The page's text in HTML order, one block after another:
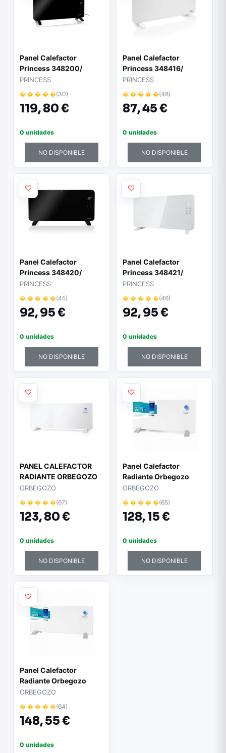
Panel Calefactor
Princess 348200/
2000W
PRINCESS
� � � � �(30)
119,80 €
0 unidades
NO DISPONIBLE
Panel Calefactor
Princess 348416/
1500W
PRINCESS
� � � � �(48)
87,45 €
0 unidades
NO DISPONIBLE
Panel Calefactor
Princess 348420/
2000W
PRINCESS
� � � � �(45)
92,95 €
0 unidades
NO DISPONIBLE
Panel Calefactor
Princess 348421/
2000W
PRINCESS
� � � � �(46)
92,95 €
0 unidades
NO DISPONIBLE
PANEL CALEFACTOR
RADIANTE ORBEGOZO
REH 2000A BLANCO -
2000W - DISPLAY LCD
- TERMOSTATO DIGITAL
- CONTROL TÁCTIL -
ORBEGOZO
� � � � �(67)
123,80 €
0 unidades
NO DISPONIBLE
Panel Calefactor
Radiante Orbegozo
REW 1500/ 1500W/
ORBEGOZO
� � � � �(65)
128,15 €
0 unidades
NO DISPONIBLE
Panel Calefactor
Radiante Orbegozo
REW 2000/ 2000W/
ORBEGOZO
� � � � �(64)
148,55 €
0 unidades